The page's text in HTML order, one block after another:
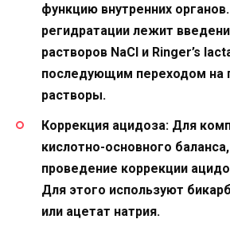
функцию внутренних
регидратации лежит
растворов NaCl и Ringer’s
последующим переходом на
растворы.
Коррекция ацидоза: Для
кислотно-основного
проведение коррекции
Для этого используют
или ацетат натрия.